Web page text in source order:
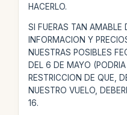
HACERLO.
SI FUERAS TAN AMABLE
INFORMACION Y
NUESTRAS POSIBLES
DEL 6 DE MAYO
RESTRICCION DE QUE,
NUESTRO VUELO,
16.